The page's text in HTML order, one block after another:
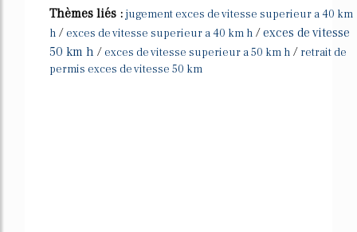
Thèmes liés : jugement exces de vitesse superieur a 40 km
h / exces de vitesse superieur a 40 km h /exces de vitesse
50 km h / exces de vitesse superieur a 50 km h / retrait de
permis exces de vitesse 50 km